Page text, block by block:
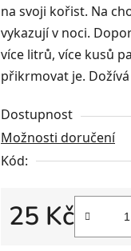
na svoji kořist. Na
vykazují v noci.
více litrů, více kusů
přikrmovat je. Dožívá
Dostupnost
Možnosti doručení
Kód:
25 Kč
Měrná cena: